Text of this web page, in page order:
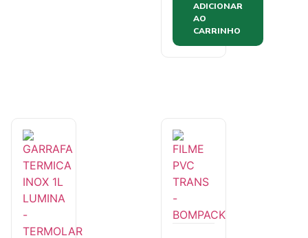
ADICIONAR
AO
CARRINHO